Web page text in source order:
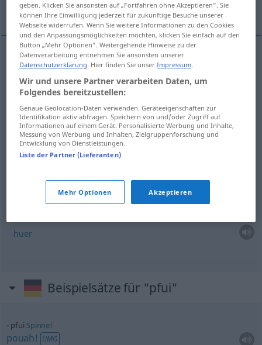
huer...
Beispiele
pfui!, pfui Teufel
pouah!
be(u)rk!
pfui, schämdich!
tu devrais avoirhonte!
huer
Beispielsätze für "pfui"
pfui Spinne!
pouah! UMG
geben. Klicken Sie ansonsten auf „Fortfahren ohne Akzeptieren“. Sie
können Ihre Einwilligung jederzeit für zukünftige Besuche unserer
Webseite widerrufen. Wenn Sie weitere Informationen zu den Cookies
und den Anpassungsmöglichkeiten möchten, klicken Sie einfach auf den
Button „Mehr Optionen“. Weitergehende Hinweise zu der
Datenverarbeitung entnehmen Sie ansonsten unserer
Datenschutzerklärung. Hier finden Sie unserImpressum.
Wir und unsere Partner verarbeiten Daten, um
Folgendes bereitzustellen:
Genaue Geolocation-Daten verwenden. Geräteeigenschaften zur
Identifikation aktiv abfragen. Speichern von und/oder Zugriff auf
Informationen auf einem Gerät. Personalisierte Werbung und Inhalte,
Messung von Werbung und Inhalten, Zielgruppenforschung und
Entwicklung von Dienstleistungen.
Liste der Partner (Lieferanten)
Mehr Optionen Akzeptieren